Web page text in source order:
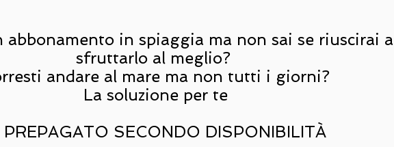
abbonamento in spiaggia ma non sai se riuscirai a
sfruttarlo al meglio?
andare al mare ma non tutti i giorni?
La soluzione per te
PREPAGATO SECONDO DISPONIBILITÀ